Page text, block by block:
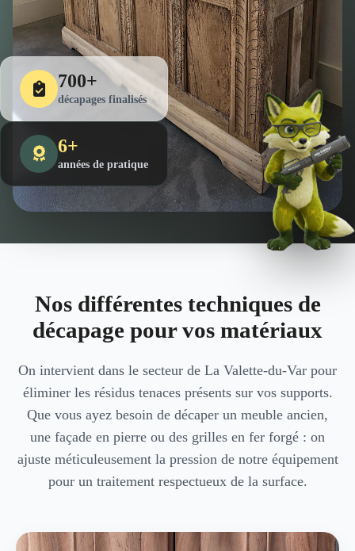
700+
décapages finalisés
6+
années de pratique
Nos différentes techniques de
décapage pour vos matériaux
On intervient dans le secteur de La Valette-du-Var pour
éliminer les résidus tenaces présents sur vos supports.
Que vous ayez besoin de décaper un meuble ancien,
une façade en pierre ou des grilles en fer forgé : on
ajuste méticuleusement la pression de notre équipement
pour un traitement respectueux de la surface.